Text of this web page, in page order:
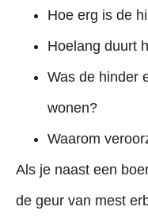
Hoe erg is de
Hoelang duurt
Was de hinder
wonen?
Waarom
Als je naast een
de geur van mest